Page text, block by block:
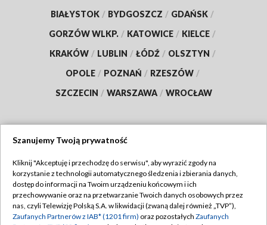
BIAŁYSTOK / BYDGOSZCZ / GDAŃSK /
GORZÓW WLKP. / KATOWICE / KIELCE /
KRAKÓW / LUBLIN / ŁÓDŹ / OLSZTYN /
OPOLE / POZNAŃ / RZESZÓW /
SZCZECIN / WARSZAWA / WROCŁAW
TVP
Abonament TVP
Emisja w TVP
Regulamin TVP
Polityka prywatności
Szanujemy Twoją prywatność
Kliknij "Akceptuję i przechodzę do serwisu", aby wyrazić zgody na
korzystanie z technologii automatycznego śledzenia i zbierania danych,
dostęp do informacji na Twoim urządzeniu końcowym i ich
przechowywanie oraz na przetwarzanie Twoich danych osobowych przez
nas, czyli Telewizję Polską S.A. w likwidacji (zwaną dalej również „TVP”),
Zaufanych Partnerów z IAB* (1201 firm) oraz pozostałych Zaufanych